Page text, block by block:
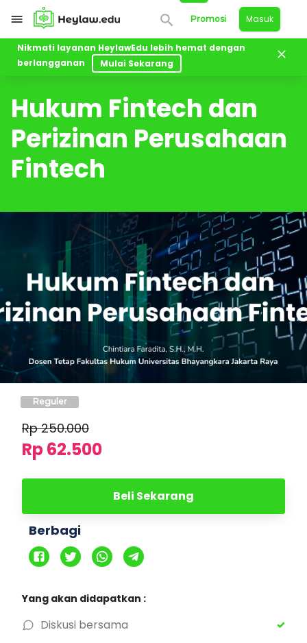
Promosi Masuk
Nikmati layanan HeylawEdu lebih hemat dengan
berlangganan
Mulai Sekarang
Kelas Hukum Fintech dan Perizinan Perusahaan Fintech
Hukum Fintech dan
Perizinan Perusahaan
Fintech
Reguler
Rp250.000
Rp 62.500
Beli Sekarang
Berbagi
Yang akan didapatkan :
Diskusi bersama